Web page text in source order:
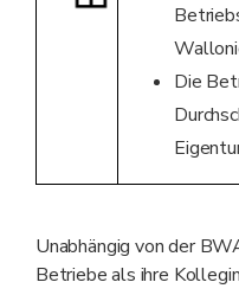
Die
Unabhängig von der
Betriebe als ihre